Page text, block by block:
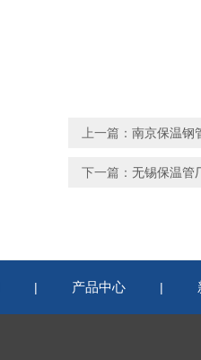
上一篇： 南京保温钢
下一篇： 无锡保温管
| 产品中心 |